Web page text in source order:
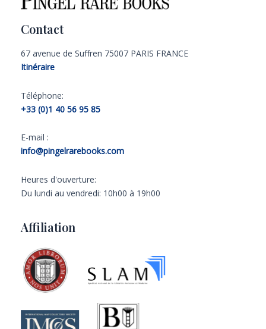
Contact
67 avenue de Suffren 75007 PARIS FRANCE
Itinéraire
Téléphone:
+33 (0)1 40 56 95 85
E-mail :
info@pingelrarebooks.com
Heures d'ouverture:
Du lundi au vendredi: 10h00 à 19h00
Affiliation